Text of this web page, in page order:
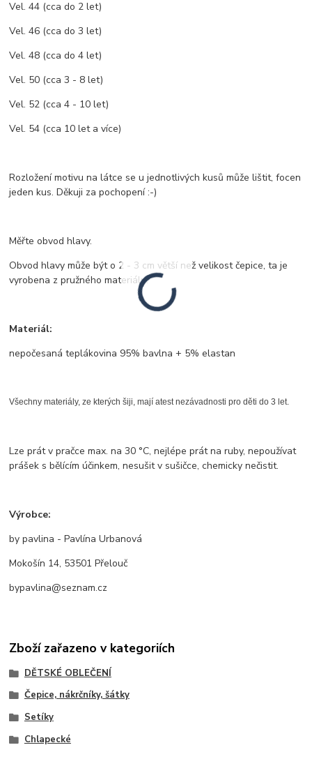
Vel. 44 (cca do 2 let)
Vel. 46 (cca do 3 let)
Vel. 48 (cca do 4 let)
Vel. 50 (cca 3 - 8 let)
Vel. 52 (cca 4 - 10 let)
Vel. 54 (cca 10 let a více)
Rozložení motivu na látce se u jednotlivých kusů může lištit, focen
jeden kus. Děkuji za pochopení :-)
Měřte obvod hlavy.
Obvod hlavy může být o 2 - 3 cm větší než velikost čepice, ta je
vyrobena z pružného materiálu.
Materiál:
nepočesaná teplákovina 95% bavlna + 5% elastan
Všechny materiály, ze kterých šiji, mají atest nezávadnosti pro děti do 3 let.
Lze prát v pračce max. na 30 °C, nejlépe prát na ruby, nepoužívat
prášek s bělícím účinkem, nesušit v sušičce, chemicky nečistit.
Výrobce:
by pavlina - Pavlína Urbanová
Mokošín 14, 53501 Přelouč
bypavlina@seznam.cz
Zboží zařazeno v kategoriích
DĚTSKÉ OBLEČENÍ
Čepice, nákrčníky, šátky
Setíky
Chlapecké